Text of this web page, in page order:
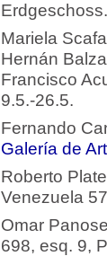
Mariela
Hernán
Francisco
9.5.-26.5.
Fernando
Galería de
Roberto
Venezuela
Omar
698, esq. 9,